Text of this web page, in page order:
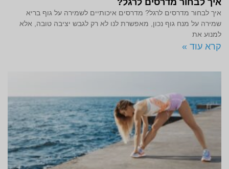
איך לבחור מדרסים לרגל?
איך לבחור מדרסים לרגל? מדרסים איכותיים לשמירה על גוף בריא
שמירה על מנח גוף נכון, מאפשרת לנו לא רק לגבש יציבה טובה, אלא
למנוע את
קרא עוד »